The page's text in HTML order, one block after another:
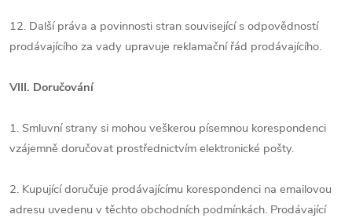
12. Další práva a povinnosti stran související s odpovědností
prodávajícího za vady upravuje reklamační řád prodávajícího.
VIII. Doručování
1. Smluvní strany si mohou veškerou písemnou korespondenci
vzájemně doručovat prostřednictvím elektronické pošty.
2. Kupující doručuje prodávajícímu korespondenci na emailovou
adresu uvedenu v těchto obchodních podmínkách. Prodávající